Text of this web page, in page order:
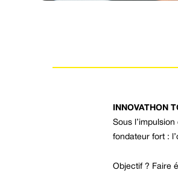
INNOVATHON
Sous
fondateur fort :
Objectif ? Faire